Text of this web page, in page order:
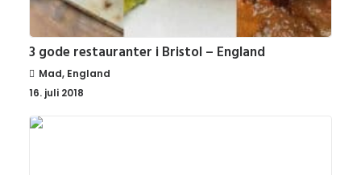
3 gode restauranter i Bristol – England
Mad, England
16. juli 2018